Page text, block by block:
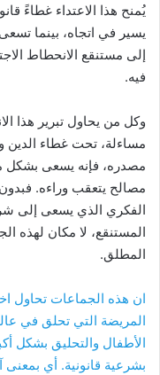
يُمنح هذا الاعتداء غطاءً
يسير في اتجاه، بينما
إلى مستنقع الانحطاط
فيه.
وكل من يحاول تبرير هذا
مساءلة، تحت غطاء الدين
مصدره، فإنه يسعى بشكل
مصالح يتعقب وراءه.
الفكري الذي يسعى إلى
المستنقع، لا مكان لهذه
المطلق.
ان هذه الجماعات تحاول
المريضة التي تحلق في
الأطفال والتحليق بشكل
بشرعية قانونية. أي